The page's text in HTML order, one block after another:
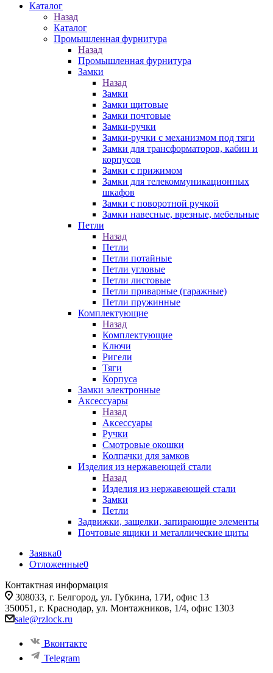
Каталог
Назад
Каталог
Промышленная фурнитура
Назад
Промышленная фурнитура
Замки
Назад
Замки
Замки щитовые
Замки почтовые
Замки-ручки
Замки-ручки с механизмом под тяги
Замки для трансформаторов, кабин и
корпусов
Замки с прижимом
Замки для телекоммуникационных
шкафов
Замки с поворотной ручкой
Замки навесные, врезные, мебельные
Петли
Назад
Петли
Петли потайные
Петли угловые
Петли листовые
Петли приварные (гаражные)
Петли пружинные
Комплектующие
Назад
Комплектующие
Ключи
Ригели
Тяги
Корпуса
Замки электронные
Аксессуары
Назад
Аксессуары
Ручки
Смотровые окошки
Колпачки для замков
Изделия из нержавеющей стали
Назад
Изделия из нержавеющей стали
Замки
Петли
Задвижки, защелки, запирающие элементы
Почтовые ящики и металлические щиты
Заявка0
Отложенные0
Контактная информация
308033, г. Белгород, ул. Губкина, 17И, офис 13
350051, г. Краснодар, ул. Монтажников, 1/4, офис 1303
sale@rzlock.ru
Вконтакте
Telegram